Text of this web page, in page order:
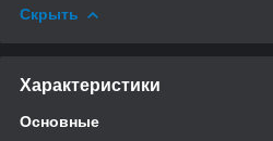
Скрыть
Характеристики
Основные